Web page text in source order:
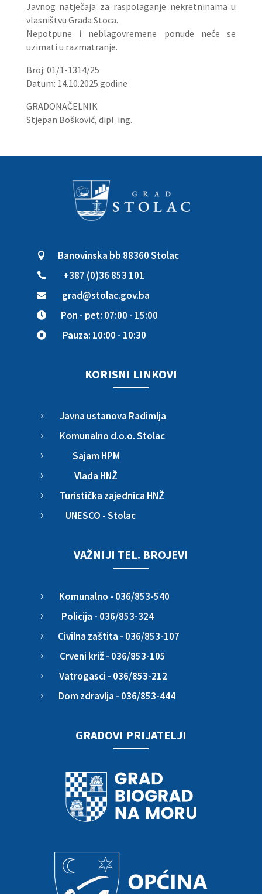
Javnog natječaja za raspolaganje nekretninama u
vlasništvu Grada Stoca.
Nepotpune i neblagovremene ponude neće se
uzimati u razmatranje.
Broj: 01/1-1314/25
Datum: 14.10.2025.godine
GRADONAČELNIK
Stjepan Bošković, dipl. ing.
 Banovinska bb 88360 Stolac
 +387 (0)36 853 101
 grad@stolac.gov.ba
 Pon - pet: 07:00 - 15:00
 Pauza: 10:00 - 10:30
KORISNI LINKOVI
5 Javna ustanova Radimlja
5 Komunalno d.o.o. Stolac
5 Sajam HPM
5 Vlada HNŽ
5 Turistička zajednica HNŽ
5 UNESCO - Stolac
VAŽNIJI TEL. BROJEVI
5 Komunalno - 036/853-540
5 Policija - 036/853-324
5 Civilna zaštita - 036/853-107
5 Crveni križ - 036/853-105
5 Vatrogasci - 036/853-212
5 Dom zdravlja - 036/853-444
GRADOVI PRIJATELJI